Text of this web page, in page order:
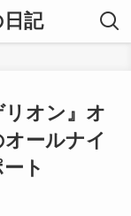
記
リオン』オ
ールナイ
ト